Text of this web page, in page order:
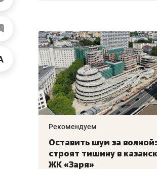
Рекомендуем
Оставить шум за
строят тишину в
ЖК «Заря»